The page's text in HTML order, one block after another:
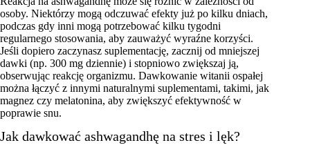
osoby. Niektórzy mogą odczuwać efekty już po kilku dniach,
podczas gdy inni mogą potrzebować kilku tygodni
regularnego stosowania, aby zauważyć wyraźne korzyści.
Jeśli dopiero zaczynasz suplementację, zacznij od mniejszej
dawki (np. 300 mg dziennie) i stopniowo zwiększaj ją,
obserwując reakcję organizmu. Dawkowanie witanii ospałej
można łączyć z innymi naturalnymi suplementami, takimi, jak
magnez czy melatonina, aby zwiększyć efektywność w
poprawie snu.
Jak dawkować ashwagandhę na stres i lęk?